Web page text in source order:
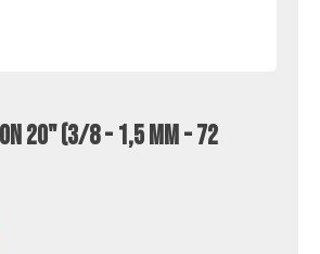
20" (3/8 - 1,5 mm - 72